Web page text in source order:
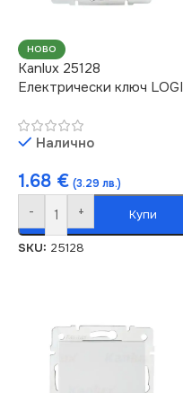
НОВО
Kanlux 25128
Електрически ключ LOGI
Налично
1.68 € (3.29 лв.)
- + Купи
SKU: 25128